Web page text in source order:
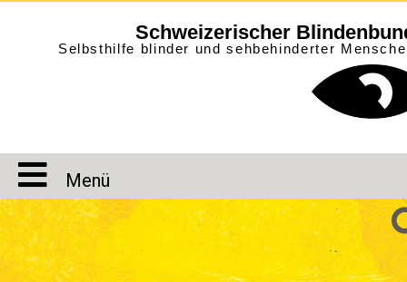
Schweizerischer
Selbsthilfe blinder und sehbehinderter
Menü